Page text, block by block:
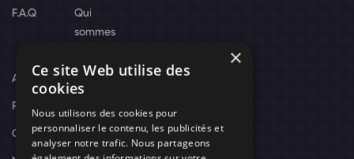
F.A.Q
Qui
sommes
Actus
Recrutement
Contact
×
Ce site Web utilise des
cookies
Nous utilisons des cookies pour
personnaliser le contenu, les publicités et
analyser notre trafic. Nous partageons